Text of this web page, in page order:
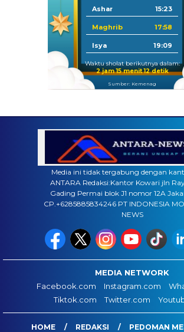
Ashar 15:23
Maghrib 17:58
Isya 19:09
Waktu sholat berikutnya dalam:
2 jam 15 menit 11 detik
Sumber: Kemenag
Media ini tidak tergabung dengan
ANTARA Redaksi:Kantor Kowari jln
Gading Permai blok J1 nomor 12A
CP.+6285885834246 PT INDONESIA
NEWS
MEDIA NETWORK
Facebook.com
Instagram.com
Tiktok.com
Twitter.com
HOME REDAKSI
PEDOMAN